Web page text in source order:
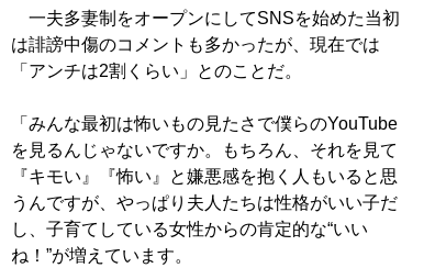
一夫多妻制をオープンにしてSNSを始めた当初
は誹謗中傷のコメントも多かったが、現在では
「アンチは2割くらい」とのことだ。
「みんな最初は怖いもの見たさで僕らのYouTube
を見るんじゃないですか。もちろん、それを見て
『キモい』『怖い』と嫌悪感を抱く人もいると思
うんですが、やっぱり夫人たちは性格がいい子だ
し、子育てしている女性からの肯定的な“いい
ね！”が増えています。